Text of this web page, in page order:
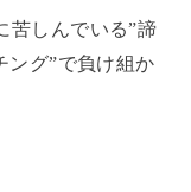
苦しんでいる”諦
ング”で負け組か